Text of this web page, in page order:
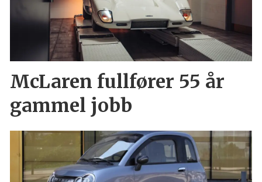
McLaren fullfører 55 år
gammel jobb